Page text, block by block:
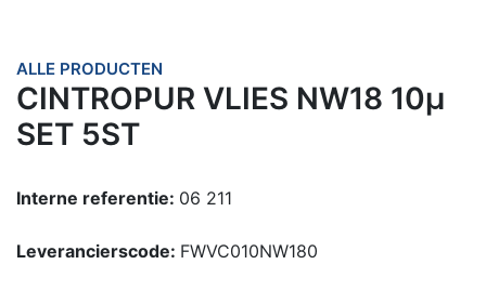
ALLE PRODUCTEN
CINTROPUR VLIES NW18 10µ
SET 5ST
Interne referentie: 06 211
Leverancierscode: FWVC010NW180